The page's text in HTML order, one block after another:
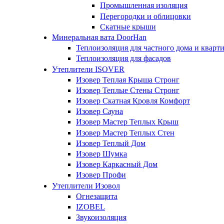
Промышленная изоляция
Перегородки и облицовки
Скатные крыши
Минеральная вата DoorHan
Теплоизоляция для частного дома и
Теплоизоляция для фасадов
Утеплители ISOVER
Изовер Теплая Крыша Стронг
Изовер Теплые Стены Стронг
Изовер Скатная Кровля Комфорт
Изовер Сауна
Изовер Мастер Теплых Крыш
Изовер Мастер Теплых Стен
Изовер Теплый Дом
Изовер Шумка
Изовер Каркасный Дом
Изовер Профи
Утеплители Изовол
Огнезащита
IZOBEL
Звукоизоляция